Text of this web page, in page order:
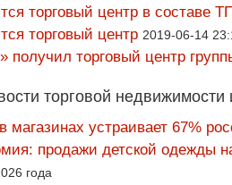
торговый центр в составе
торговый центр 2019-06-14
получил торговый центр
торговой недвижимости
магазинах устраивает 67%
продажи детской одежды
года